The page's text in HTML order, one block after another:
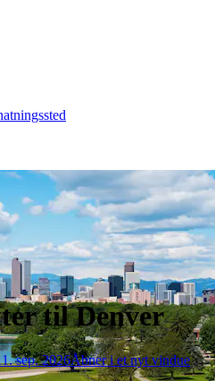
til Denver
sep. 2026Åbner i et nyt vindue